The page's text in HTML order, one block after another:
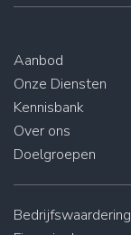
Aanbod
Onze Diensten
Kennisbank
Over ons
Doelgroepen
Bedrijfswaardering